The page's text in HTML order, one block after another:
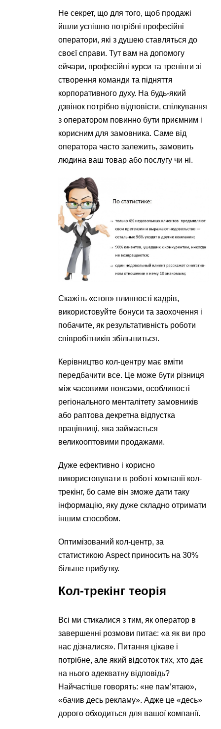
Не секрет, що для того, щоб продажі
йшли успішно потрібні професійні
оператори, які з душею ставляться до
своєї справи. Тут вам на допомогу
ейчари, професійні курси та тренінги зі
створення команди та підняття
корпоративного духу. На будь-який
дзвінок потрібно відповісти, спілкування
з оператором повинно бути приємним і
корисним для замовника. Саме від
оператора часто залежить, замовить
людина ваш товар або послугу чи ні.
Скажіть «стоп» плинності кадрів,
використовуйте бонуси та заохочення і
побачите, як результативність роботи
співробітників збільшиться.
Керівництво кол-центру має вміти
передбачити все. Це може бути різниця
між часовими поясами, особливості
регіонального менталітету замовників
або раптова декретна відпустка
працівниці, яка займається
великооптовими продажами.
Дуже ефективно і корисно
використовувати в роботі компанії кол-
трекінг, бо саме він зможе дати таку
інформацію, яку дуже складно отримати
іншим способом.
Оптимізований кол-центр, за
статистикою Aspect приносить на 30%
більше прибутку.
Кол-трекінг теорія
Всі ми стикалися з тим, як оператор в
завершенні розмови питає: «а як ви про
нас дізналися». Питання цікаве і
потрібне, але який відсоток тих, хто дає
на нього адекватну відповідь?
Найчастіше говорять: «не пам’ятаю»,
«бачив десь рекламу». Адже це «десь»
дорого обходиться для вашої компанії.